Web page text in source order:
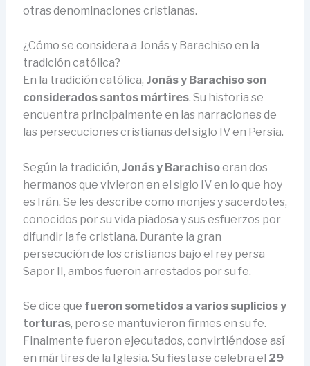
otras denominaciones cristianas.
¿Cómo se considera a Jonás y Barachiso en la
tradición católica?
En la tradición católica, Jonás y Barachiso son
considerados santos mártires. Su historia se
encuentra principalmente en las narraciones de
las persecuciones cristianas del siglo IV en Persia.
Según la tradición, Jonás y Barachisoeran dos
hermanos que vivieron en el siglo IV en lo que hoy
es Irán. Se les describe como monjes y sacerdotes,
conocidos por su vida piadosa y sus esfuerzos por
difundir la fe cristiana. Durante la gran
persecución de los cristianos bajo el rey persa
Sapor II, ambos fueron arrestados por su fe.
Se dice que fueron sometidos a varios suplicios y
torturas, pero se mantuvieron firmes en su fe.
Finalmente fueron ejecutados, convirtiéndose así
en mártires de la Iglesia. Su fiesta se celebra el 29